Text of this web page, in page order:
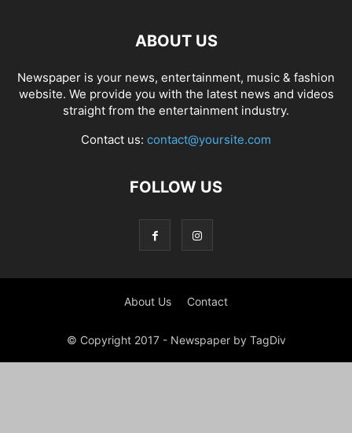
ABOUT US
Newspaper is your news, entertainment, music & fashion
website. We provide you with the latest news and videos
straight from the entertainment industry.
Contact us: contact@yoursite.com
FOLLOW US
About Us Contact
© Copyright 2017 - Newspaper by TagDiv